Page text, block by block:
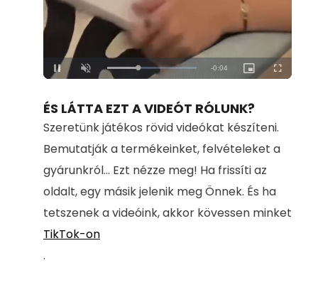
Unmute Loaded:
100.00%
ÉS LÁTTA EZT A VIDEÓT RÓLUNK?
Szeretünk játékos rövid videókat készíteni.
Bemutatják a termékeinket, felvételeket a
gyárunkról... Ezt nézze meg! Ha frissíti az
oldalt, egy másik jelenik meg Önnek. És ha
tetszenek a videóink, akkor kövessen minket
TikTok-on
.